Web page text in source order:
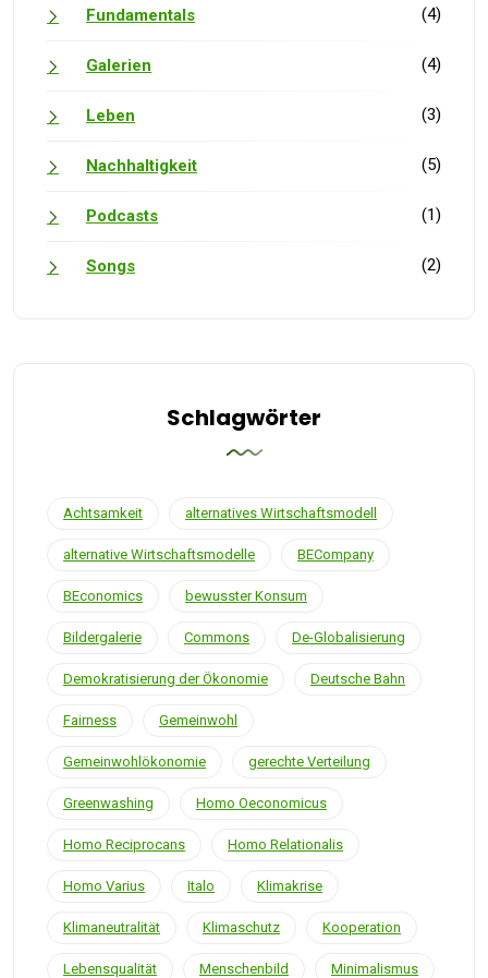
Fundamentals (4)
Galerien (4)
Leben (3)
Nachhaltigkeit (5)
Podcasts (1)
Songs (2)
Schlagwörter
Achtsamkeit alternatives Wirtschaftsmodell
alternative Wirtschaftsmodelle BECompany
BEconomics bewusster Konsum
Bildergalerie Commons De-Globalisierung
Demokratisierung der Ökonomie Deutsche Bahn
Fairness Gemeinwohl
Gemeinwohlökonomie gerechte Verteilung
Greenwashing Homo Oeconomicus
Homo Reciprocans Homo Relationalis
Homo Varius Italo Klimakrise
Klimaneutralität Klimaschutz Kooperation
Lebensqualität Menschenbild Minimalismus